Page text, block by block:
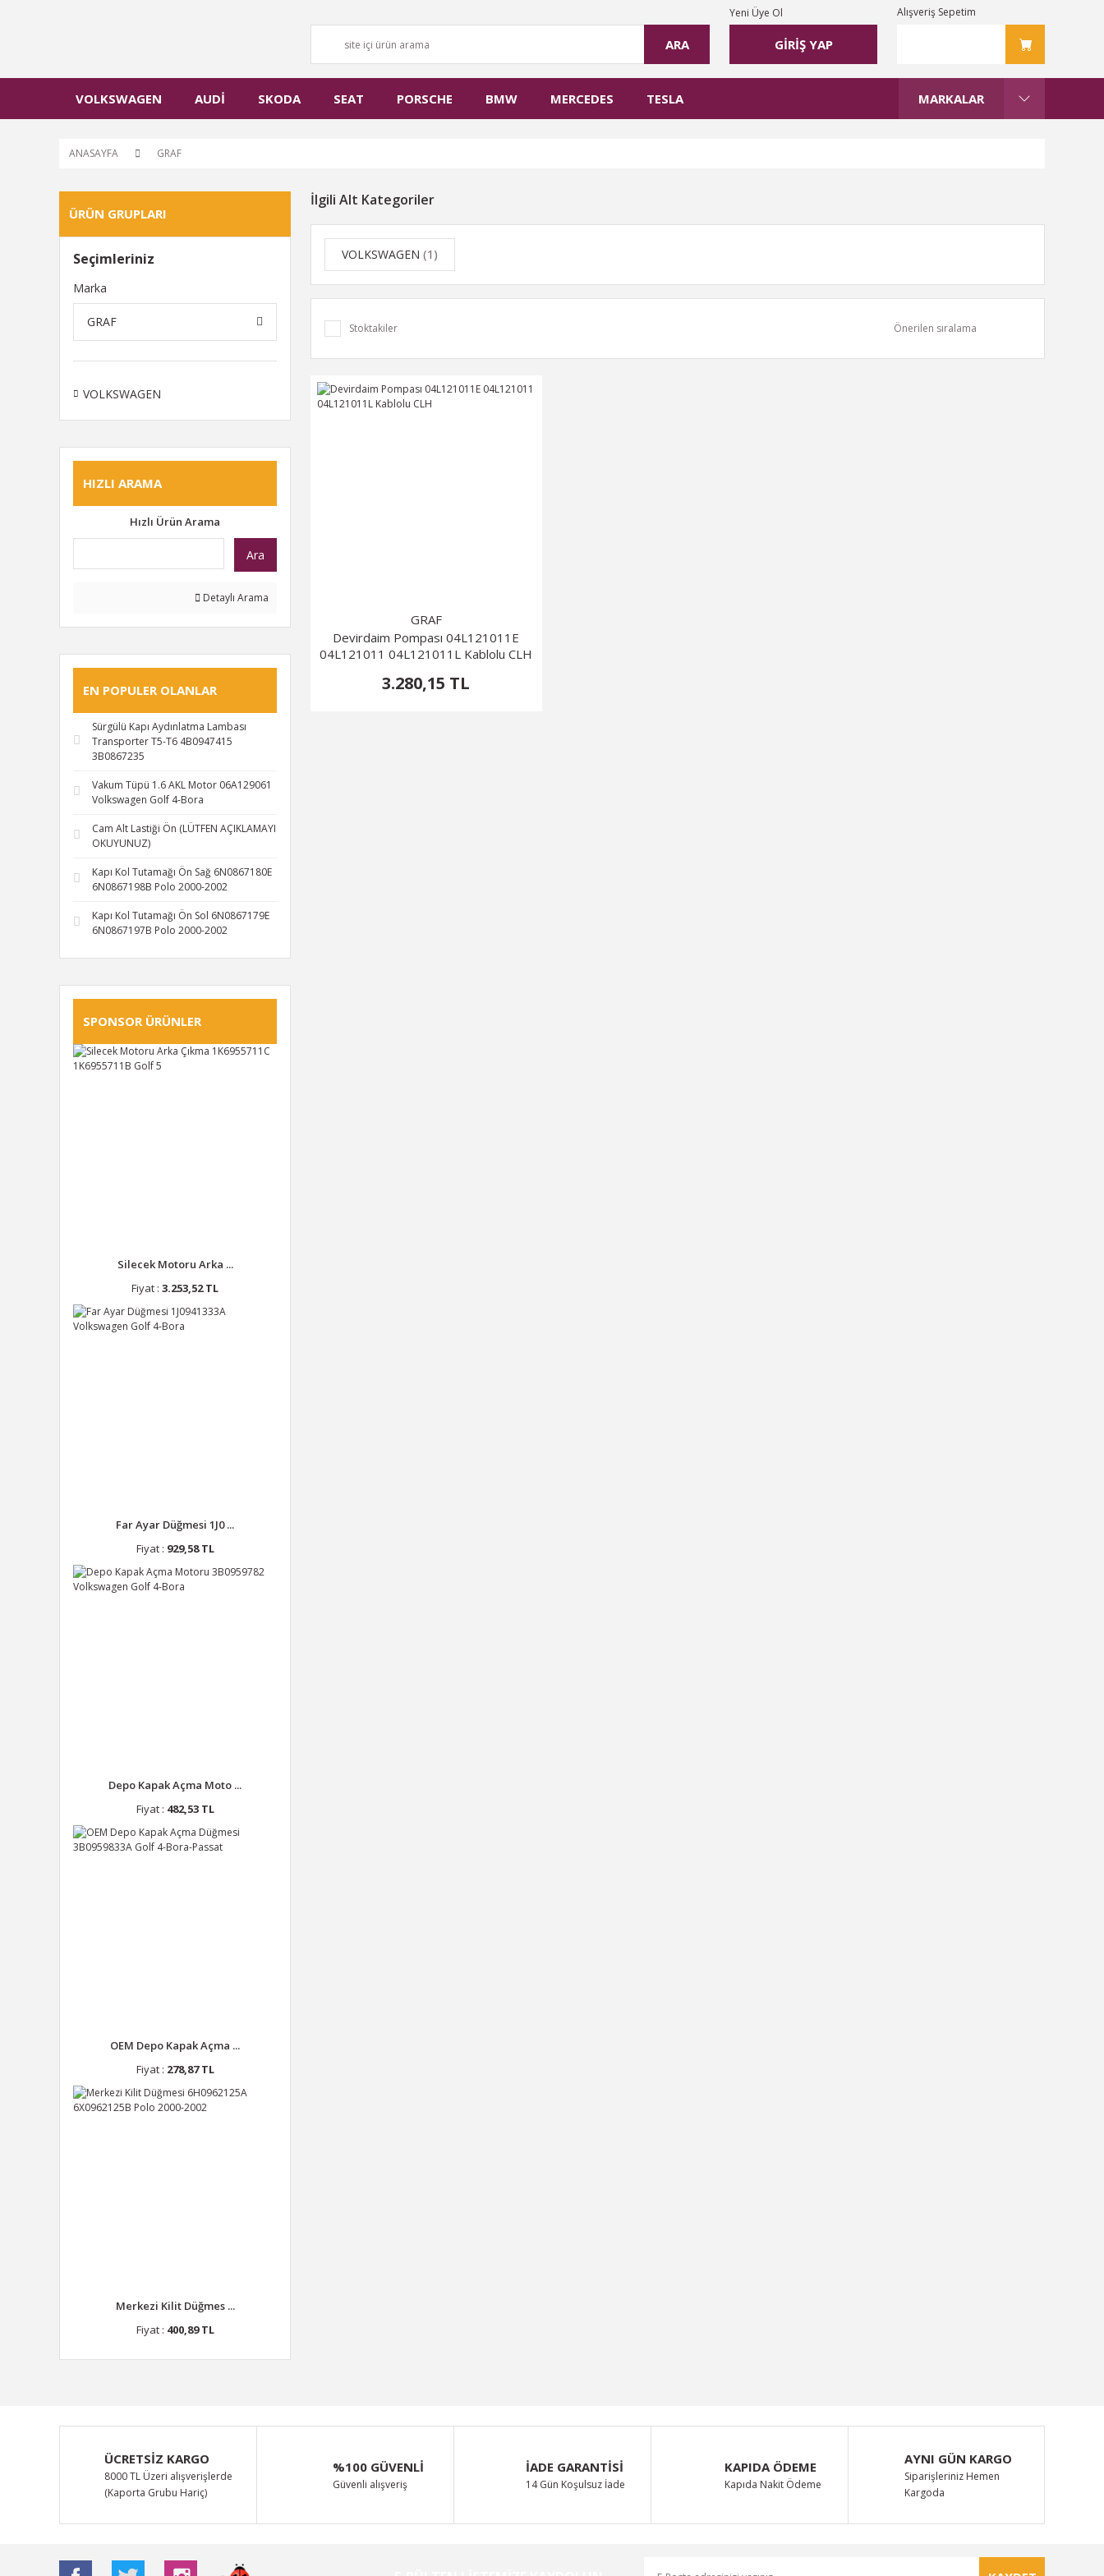
ARA GİRİŞ YAP
Yeni Üye Ol Alışveriş Sepetim
VOLKSWAGEN AUDİ SKODA SEAT PORSCHE BMW MERCEDES TESLA MARKALAR
ANASAYFA GRAF
ÜRÜN GRUPLARI
Seçimleriniz
Marka
GRAF
VOLKSWAGEN
HIZLI ARAMA
Hızlı Ürün Arama
Ara
Detaylı Arama
EN POPULER OLANLAR
Sürgülü Kapı Aydınlatma Lambası
Transporter T5-T6 4B0947415
3B0867235
Vakum Tüpü 1.6 AKL Motor 06A129061
Volkswagen Golf 4-Bora
Cam Alt Lastiği Ön (LÜTFEN AÇIKLAMAYI
OKUYUNUZ)
Kapı Kol Tutamağı Ön Sağ 6N0867180E
6N0867198B Polo 2000-2002
Kapı Kol Tutamağı Ön Sol 6N0867179E
6N0867197B Polo 2000-2002
SPONSOR ÜRÜNLER
Silecek Motoru Arka ...
Fiyat : 3.253,52 TL
Far Ayar Düğmesi 1J0 ...
Fiyat : 929,58 TL
Depo Kapak Açma Moto ...
Fiyat : 482,53 TL
OEM Depo Kapak Açma ...
Fiyat : 278,87 TL
Merkezi Kilit Düğmes ...
Fiyat : 400,89 TL
İlgili Alt Kategoriler
VOLKSWAGEN (1)
Stoktakiler
GRAF
Devirdaim Pompası 04L121011E
04L121011 04L121011L Kablolu CLH
3.280,15 TL
ÜCRETSİZ KARGO
8000 TL Üzeri alışverişlerde
(Kaporta Grubu Hariç)
%100 GÜVENLİ
Güvenli alışveriş
İADE GARANTİSİ
14 Gün Koşulsuz İade
KAPIDA ÖDEME
Kapıda Nakit Ödeme
AYNI GÜN KARGO
Siparişleriniz Hemen
Kargoda